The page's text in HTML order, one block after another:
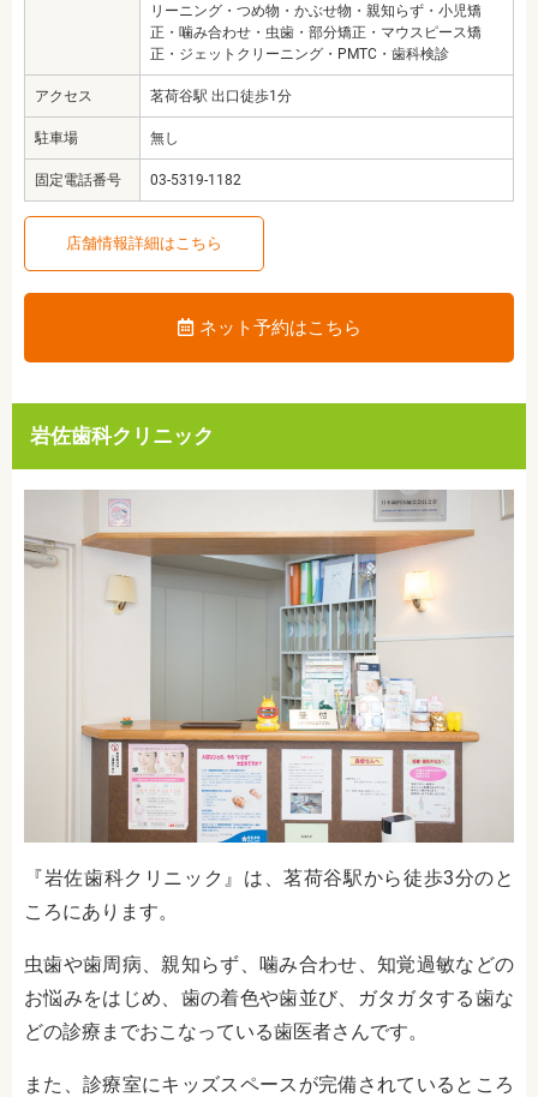
リーニング・つめ物・かぶせ物・親知らず・小児矯
正・噛み合わせ・虫歯・部分矯正・マウスピース矯
正・ジェットクリーニング・PMTC・歯科検診
アクセス 茗荷谷駅 出口徒歩1分
駐車場 無し
固定電話番号 03-5319-1182
店舗情報詳細はこちら
ネット予約はこちら
岩佐歯科クリニック
『岩佐歯科クリニック』は、茗荷谷駅から徒歩3分のと
ころにあります。
虫歯や歯周病、親知らず、噛み合わせ、知覚過敏などの
お悩みをはじめ、歯の着色や歯並び、ガタガタする歯な
どの診療までおこなっている歯医者さんです。
また、診療室にキッズスペースが完備されているところ